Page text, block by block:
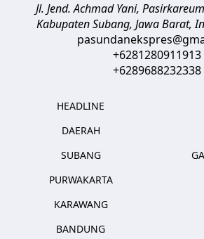
Jl. Jend. Achmad Yani,
Kabupaten Subang, Jawa Barat,
+6281280911913
+6289688232338
HEADLINE
DAERAH
SUBANG
PURWAKARTA
KARAWANG
BANDUNG